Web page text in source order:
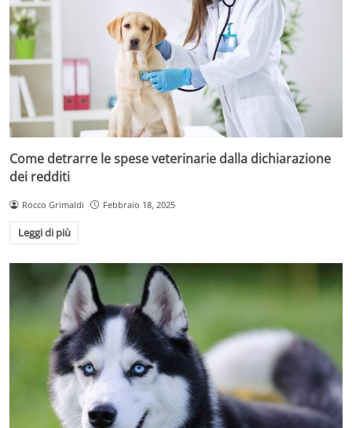
Come detrarre le spese veterinarie dalla dichiarazione
dei redditi
Rocco Grimaldi Febbraio 18, 2025
Leggi di più